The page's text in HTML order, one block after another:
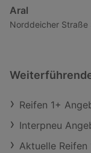
Aral
Norddeicher
Reifen 1+
Interpneu
Aktuelle